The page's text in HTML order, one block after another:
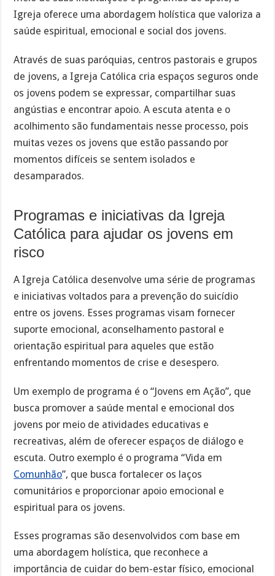
Igreja oferece uma abordagem holística que valoriza a
saúde espiritual, emocional e social dos jovens.
Através de suas paróquias, centros pastorais e grupos
de jovens, a Igreja Católica cria espaços seguros onde
os jovens podem se expressar, compartilhar suas
angústias e encontrar apoio. A escuta atenta e o
acolhimento são fundamentais nesse processo, pois
muitas vezes os jovens que estão passando por
momentos difíceis se sentem isolados e
desamparados.
Programas e iniciativas da Igreja
Católica para ajudar os jovens em
risco
A Igreja Católica desenvolve uma série de programas
e iniciativas voltados para a prevenção do suicídio
entre os jovens. Esses programas visam fornecer
suporte emocional, aconselhamento pastoral e
orientação espiritual para aqueles que estão
enfrentando momentos de crise e desespero.
Um exemplo de programa é o “Jovens em Ação”, que
busca promover a saúde mental e emocional dos
jovens por meio de atividades educativas e
recreativas, além de oferecer espaços de diálogo e
escuta. Outro exemplo é o programa “Vida em
Comunhão”, que busca fortalecer os laços
comunitários e proporcionar apoio emocional e
espiritual para os jovens.
Esses programas são desenvolvidos com base em
uma abordagem holística, que reconhece a
importância de cuidar do bem-estar físico, emocional